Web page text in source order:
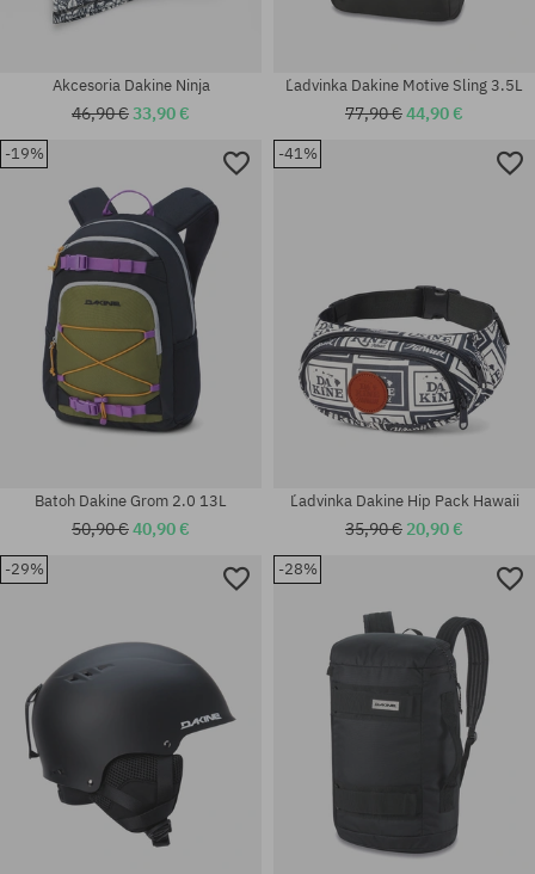
univerzálna veľkosť
Akcesoria Dakine Ninja
46,90 €33,90 €
univerzálna veľkosť
Ľadvinka Dakine Motive Sling 3.5L
77,90 €44,90 €
-19%
Batoh Dakine Grom 2.0 13L
50,90 €40,90 €
-41%
Ľadvinka Dakine Hip Pack Hawaii
35,90 € 20,90 €
-29% -28%